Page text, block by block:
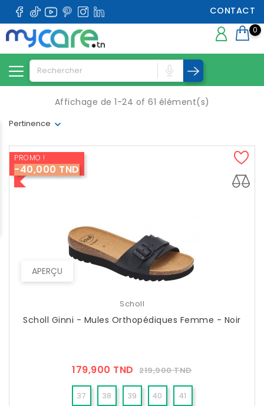
CONTACT
0
Pertinence
Affichage de 1-24 of 61 élément(s)
APERÇU
PROMO !
-40,000 TND
Scholl
Scholl Ginni - Mules Orthopédiques Femme - Noir
179,900 TND Prix
Public
219,900 TNDPrix
37 38 39 40 41